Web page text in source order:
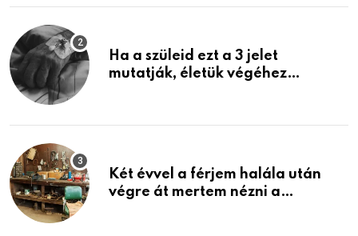
Ha a szüleid ezt a 3 jelet
mutatják, életük végéhez
Két évvel a férjem halála után
végre át mertem nézni a